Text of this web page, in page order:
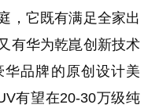
，它既有满足全家出
有华为乾崑创新技术
品牌的原创设计美
有望在20-30万级纯